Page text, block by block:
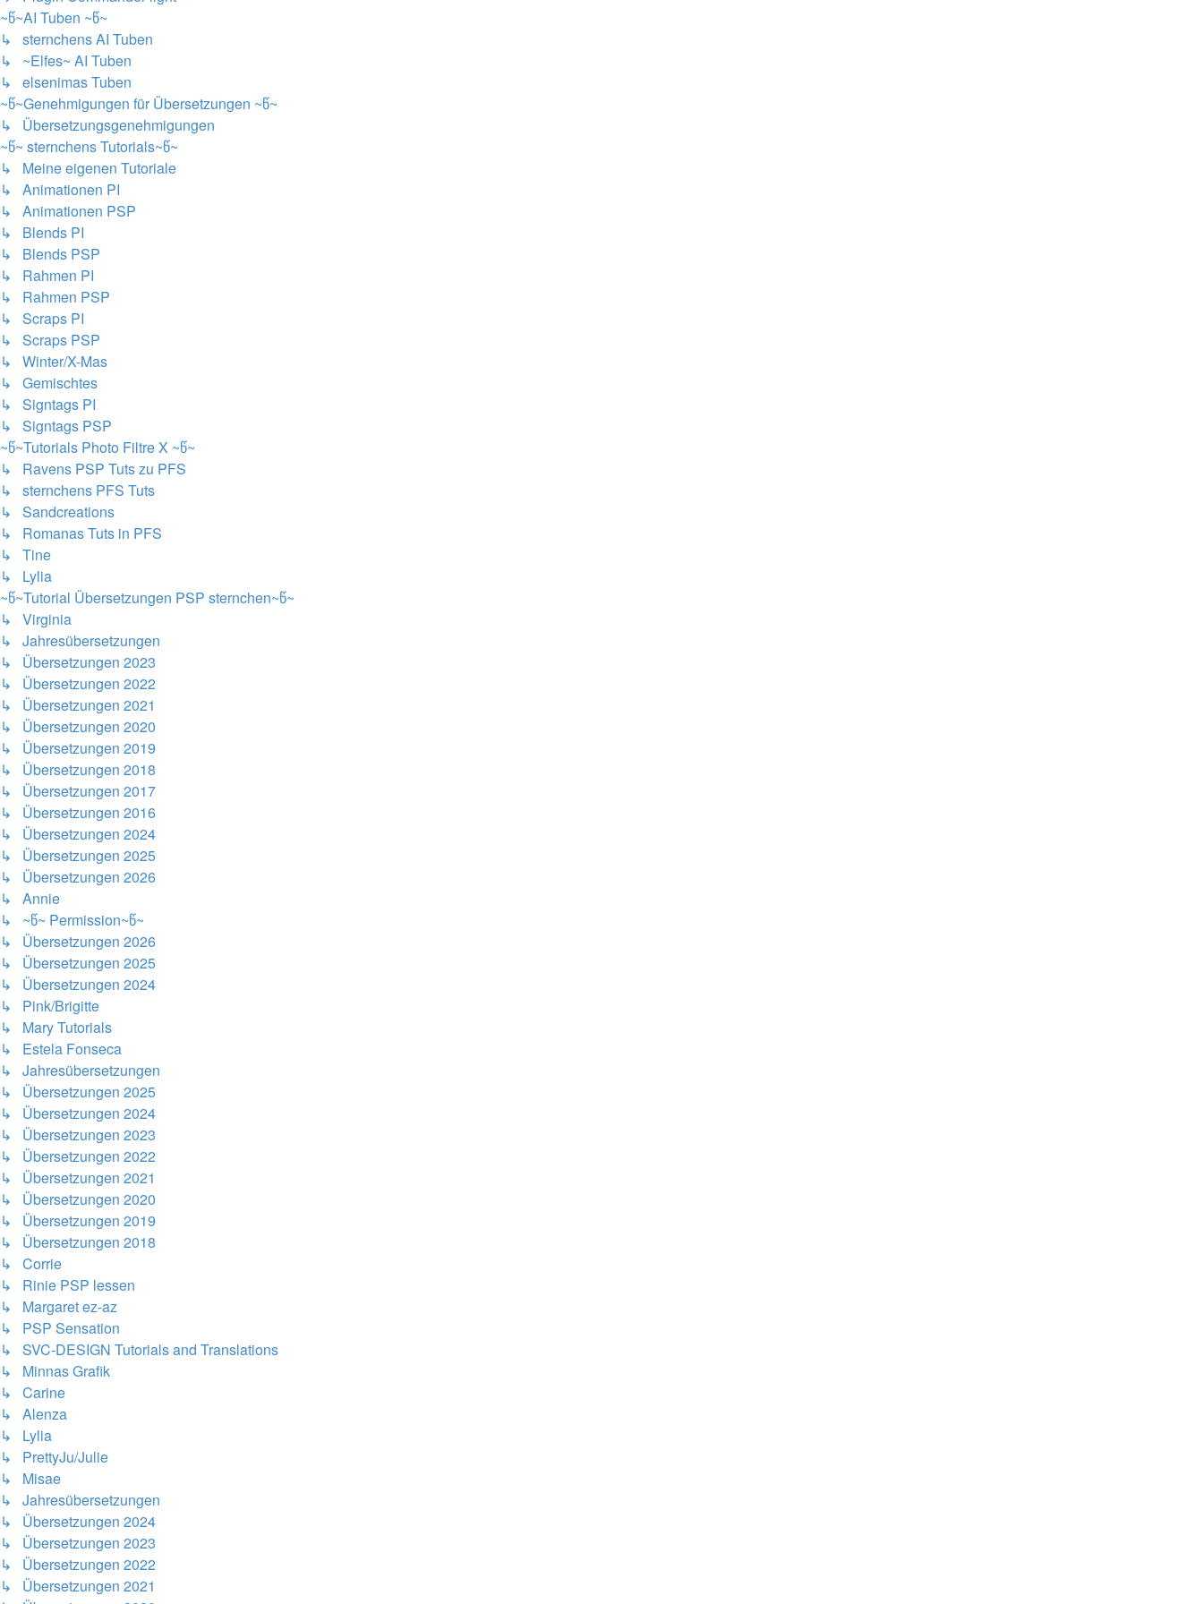
~წ~AI Tuben ~წ~
↳ sternchens AI Tuben
↳ ~Elfes~ AI Tuben
↳ elsenimas Tuben
~წ~Genehmigungen für Übersetzungen ~წ~
↳ Übersetzungsgenehmigungen
~წ~ sternchens Tutorials~წ~
↳ Meine eigenen Tutoriale
↳ Animationen PI
↳ Animationen PSP
↳ Blends PI
↳ Blends PSP
↳ Rahmen PI
↳ Rahmen PSP
↳ Scraps PI
↳ Scraps PSP
↳ Winter/X-Mas
↳ Gemischtes
↳ Signtags PI
↳ Signtags PSP
~წ~Tutorials Photo Filtre X ~წ~
↳ Ravens PSP Tuts zu PFS
↳ sternchens PFS Tuts
↳ Sandcreations
↳ Romanas Tuts in PFS
↳ Tine
↳ Lylia
~წ~Tutorial Übersetzungen PSP sternchen~წ~
↳ Virginia
↳ Jahresübersetzungen
↳ Übersetzungen 2023
↳ Übersetzungen 2022
↳ Übersetzungen 2021
↳ Übersetzungen 2020
↳ Übersetzungen 2019
↳ Übersetzungen 2018
↳ Übersetzungen 2017
↳ Übersetzungen 2016
↳ Übersetzungen 2024
↳ Übersetzungen 2025
↳ Übersetzungen 2026
↳ Annie
↳ ~წ~ Permission~წ~
↳ Übersetzungen 2026
↳ Übersetzungen 2025
↳ Übersetzungen 2024
↳ Pink/Brigitte
↳ Mary Tutorials
↳ Estela Fonseca
↳ Jahresübersetzungen
↳ Übersetzungen 2025
↳ Übersetzungen 2024
↳ Übersetzungen 2023
↳ Übersetzungen 2022
↳ Übersetzungen 2021
↳ Übersetzungen 2020
↳ Übersetzungen 2019
↳ Übersetzungen 2018
↳ Corrie
↳ Rinie PSP lessen
↳ Margaret ez-az
↳ PSP Sensation
↳ SVC-DESIGN Tutorials and Translations
↳ Minnas Grafik
↳ Carine
↳ Alenza
↳ Lylia
↳ PrettyJu/Julie
↳ Misae
↳ Jahresübersetzungen
↳ Übersetzungen 2024
↳ Übersetzungen 2023
↳ Übersetzungen 2022
↳ Übersetzungen 2021